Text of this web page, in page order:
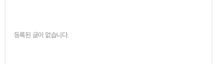
등록된 글이 없습니다.